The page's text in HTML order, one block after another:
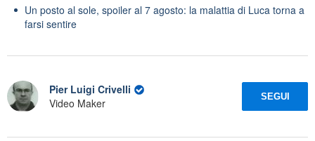
Un posto al sole, spoiler al 7 agosto: la malattia di Luca torna a
farsi sentire
Pier Luigi Crivelli
Video Maker
SEGUI